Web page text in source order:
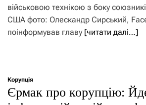
військовою технікою з боку
США фото: Олескандр Сирський,
поінформував главу [читати далі…]
Корупція
Єрмак про корупцію: